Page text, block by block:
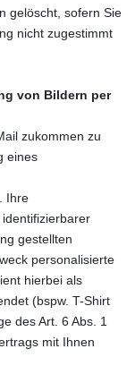
gelöscht, sofern Sie
nicht zugestimmt
von Bildern per
zukommen zu
eines
Ihre
gestellten
personalisierte
hierbei als
(bspw. T-Shirt
des Art. 6 Abs. 1
mit Ihnen